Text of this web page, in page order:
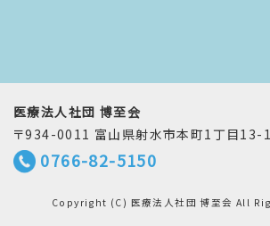
医療法人社団 博至会
〒934-0011 富山県射水市本町1丁目13-1
0766-82-5150
Copyright (C) 医療法人社団 博至会 All